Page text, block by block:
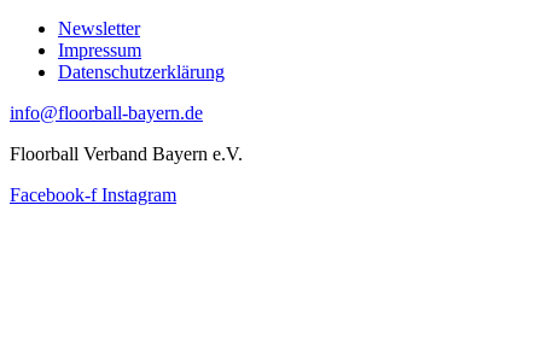
Newsletter
Impressum
Datenschutzerklärung
info@floorball-bayern.de
Floorball Verband Bayern e.V.
Facebook-f Instagram